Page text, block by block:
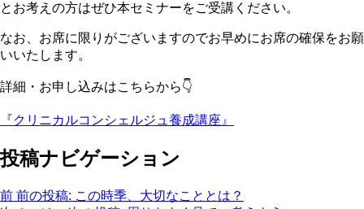
とお考えの方はぜひ本セミナーをご受講ください。
なお、お席に限りがございますのでお早めにお席の確保をお願
いいたします。
詳細・お申し込みはこちらから👇
『クリニカルコンシェルジュ養成講座』
投稿ナビゲーション
前 前の投稿: この時季、大切なこととは？